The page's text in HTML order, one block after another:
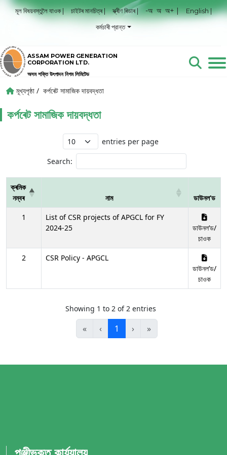
মূল বিষয়বস্তুলৈ যাওক | চাইটৰ মানচিত্ৰ | স্ক্ৰীণ ৰিডাৰ | -অ অ অ+ |
English |
কর্মচাৰী প্রান্ত
ASSAM POWER GENERATION
CORPORATION LTD.
অসম শক্তি উৎপাদন নিগম লিমিটেড
মূখ্যপৃষ্ঠা / কর্পৰেট সামাজিক দায়বদ্ধতা
কর্পৰেট সামাজিক দায়বদ্ধতা
entries per page
Search:
ক্ৰমিক
নম্বৰ
নাম
ডাউনল’ড
1
List of CSR projects of APGCL for FY
2024-25
ডাউনল’ড/
চাওক
2
CSR Policy - APGCL
ডাউনল’ড/
চাওক
Showing 1 to 2 of 2 entries
« ‹ 1 › »